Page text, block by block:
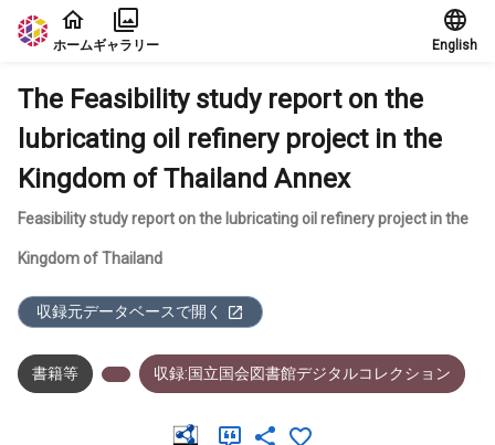
本文に飛ぶ
ホームギャラリー English
The Feasibility study report on the
lubricating oil refinery project in the
Kingdom of Thailand Annex
Feasibility study report on the lubricating oil refinery project in the
Kingdom of Thailand
収録元データベースで開く
書籍等 収録:国立国会図書館デジタルコレクション